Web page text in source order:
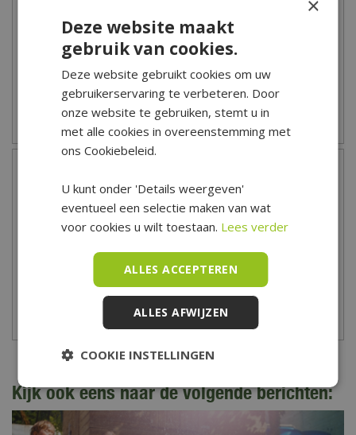
Kijk ook eens naar de volgende berichten:
×
Deze website maakt
gebruik van cookies.
Deze website gebruikt cookies om uw
gebruikerservaring te verbeteren. Door
onze website te gebruiken, stemt u in
met alle cookies in overeenstemming met
ons Cookiebeleid.
U kunt onder 'Details weergeven'
eventueel een selectie maken van wat
voor cookies u wilt toestaan. Lees verder
ALLES ACCEPTEREN
ALLES AFWIJZEN
COOKIE INSTELLINGEN